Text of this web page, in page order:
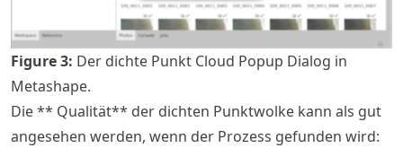
Figure3: Der dichte Punkt Cloud Popup Dialog in
Metashape.
Die ** Qualität** der dichten Punktwolke kann als gut
angesehen werden, wenn der Prozess gefunden wird: